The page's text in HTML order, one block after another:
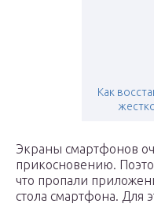
Как
Экраны смартфонов
прикосновению.
что пропали
стола смартфона. Для